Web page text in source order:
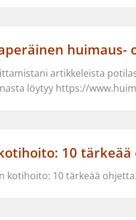
huimaus-
artikkeleista
löytyy https://
10 tärkeää
10 tärkeää